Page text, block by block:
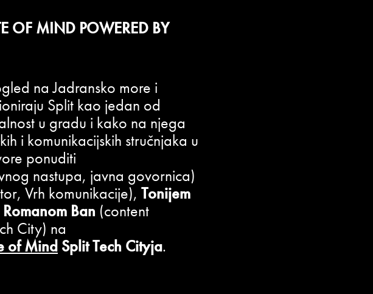
OF MIND POWERED BY
na Jadransko more i
Split kao jedan od
u gradu i kako na njega
i komunikacijskih stručnjaka u
ponuditi
nastupa, javna govornica)
Vrh komunikacije), Tonijem
Romanom Ban (content
City) na
of Mind Split Tech Cityja.